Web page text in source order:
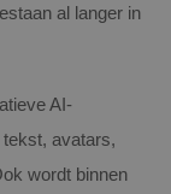
al langer in
AI-
avatars,
wordt binnen